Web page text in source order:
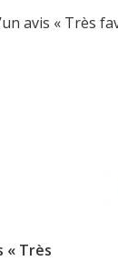
avis « Très
« Très